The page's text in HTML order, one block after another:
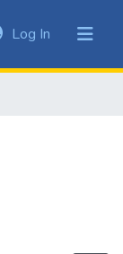
Log In (current)